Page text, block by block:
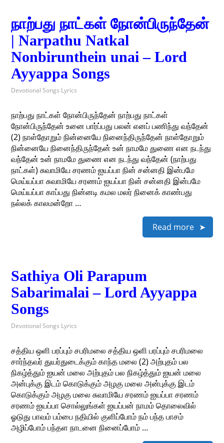
நாற்பது நாட்கள் நோன்பிருந்தேன்
| Narpathu Natkal
Nonbirunthein unai – Lord
Ayyappa Songs
Devotional Songs Lyrics
நாற்பது நாட்கள் நோன்பிருந்தேன் நாற்பது நாட்கள்
நோன்பிருந்தேன் உனை பார்ப்பது பலன் எனப் பணிந்து வந்தேன்
(2) நாள்தோறும் நின்னையே நினைந்திருந்தேன் நாள்தோறும்
நின்னையே நினைந்திருந்தேன் உன் நாமமே துணை என நடந்து
வந்தேன் உன் நாமமே துணை என நடந்து வந்தேன் (நாற்பது
நாட்கள்) சுவாமியே சரணம் ஐயப்பா நின் சன்னதி இன்பமே
மெய்யப்பா சுவாமியே சரணம் ஐயப்பா நின் சன்னதி இன்பமே
மெய்யப்பா காப்பது நின்னடி கமல மலர் நினைக் காண்பது
நல்லக் காலமன்றோ …
Read more
Sathiya Oli Parapum
Sabarimalai – Lord Ayyappa
Songs
Devotional Songs Lyrics
சத்திய ஒளி பரப்பும் சபரிமலை சத்திய ஒளி பரப்பும் சபரிமலை
சார்ந்தவர் துயர்துடைக்கும் காந்த மலை (2) அற்புதம் பல
நிகழ்த்தும் ஐயன் மலை அற்புதம் பல நிகழ்த்தும் ஐயன் மலை
அன்புக்கு இடம் கொடுக்கும் அழகு மலை அன்புக்கு இடம்
கொடுக்கும் அழகு மலை சுவாமியே சரணம் ஐயப்பா சரணம்
சரணம் ஐயப்பா சொல்லுங்கள் ஐயப்பன் நாமம் தொலைவில்
ஓடுது பாவம் பம்பை நதியில் குளிப்போம் நம் பந்த பாசம்
அழிப்போம் பந்தள நாடனை நினைப்போம் …